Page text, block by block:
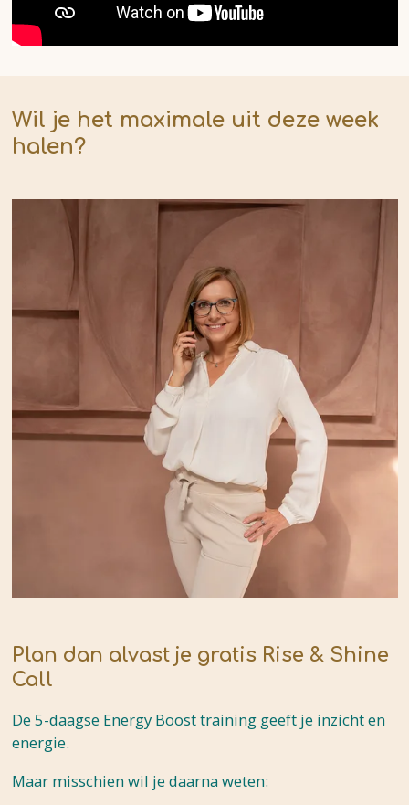
Wil je het maximale uit deze week
halen?
Plan dan alvast je gratis Rise & Shine
Call
De 5-daagse Energy Boost training geeft je inzicht en
energie.
Maar misschien wil je daarna weten: